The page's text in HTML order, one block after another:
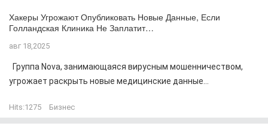
Хакеры Угрожают Опубликовать Новые Данные, Если
Голландская Клиника Не Заплатит…
авг 18,2025
Группа Nova, занимающаяся вирусным мошенничеством,
угрожает раскрыть новые медицинские данные...
Hits:1275 Бизнес